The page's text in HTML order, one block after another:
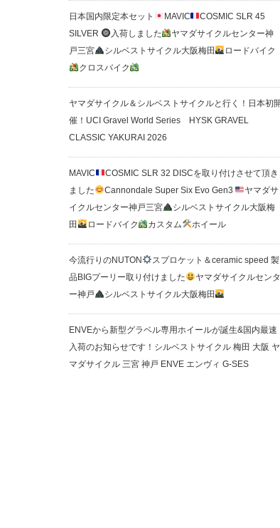
日本国内限定本セット MAVIC
COSMIC SLR 45
SILVER
入荷しました
ヤマダサイクルセンター神
戸三宮
シルベストサイクル大阪梅田
ロードバイク
クロスバイク
ヤマダサイクル＆シルベストサイクルと行く！日本初開
催！UCI Gravel World Series HYSK GRAVEL
CLASSIC YAKURAI 2026
MAVIC
COSMIC SLR 32 DISCを取り付けさせて頂き
ました
Cannondale Super Six Evo Gen3
ヤマダサ
イクルセンター神戸三宮
シルベストサイクル大阪梅
田
ロードバイク カスタム ホイール
今流行りのNUTON
スプロケット＆ceramic speed 製
品BIGプーリー取り付けました
ヤマダサイクルセンタ
ー神戸
シルベストサイクル大阪梅田
ENVEから新型グラベル専用ホイールが誕生&国内最速
入荷のお知らせです！シルベストサイクル 梅田 大阪 ヤ
マダサイクル 三宮 神戸 ENVE エンヴィ G-SES